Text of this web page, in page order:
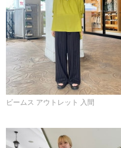
ビームス アウトレット 入間